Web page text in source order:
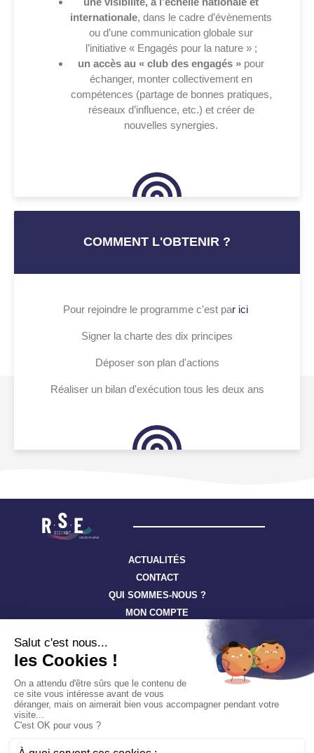
internationale, dans le cadre d’évènements
ou d’une communication globale sur
l’initiative « Engagés pour la nature » ;
un accès au « club des engagés » pour
échanger, monter collectivement en
compétences (partage de bonnes pratiques,
réseaux d’influence, etc.) et créer de
nouvelles synergies.
COMMENT L'OBTENIR ?
Pour rejoindre le programme c'est par ici
Signer la charte des dix principes
Déposer son plan d'actions
Réaliser un bilan d'exécution tous les deux ans
ACTUALITÉS
CONTACT
QUI SOMMES-NOUS ?
MON COMPTE
Suivez toute l’actualité à travers nos newsletters
S'ABONNER